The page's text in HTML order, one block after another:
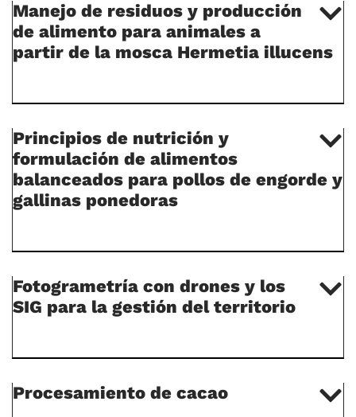
Manejo de residuos y producción
de alimento para animales a
partir de la mosca Hermetia illucens
Principios de nutrición y
formulación de alimentos
balanceados para pollos de engorde y
gallinas ponedoras
Fotogrametría con drones y los
SIG para la gestión del territorio
Procesamiento de cacao